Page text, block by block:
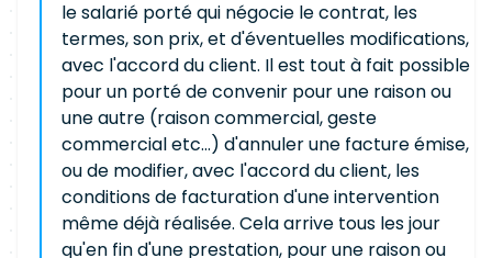
le salarié porté qui négocie le contrat, les
termes, son prix, et d'éventuelles modifications,
avec l'accord du client. Il est tout à fait possible
pour un porté de convenir pour une raison ou
une autre (raison commercial, geste
commercial etc...) d'annuler une facture émise,
ou de modifier, avec l'accord du client, les
conditions de facturation d'une intervention
même déjà réalisée. Cela arrive tous les jour
qu'en fin d'une prestation, pour une raison ou